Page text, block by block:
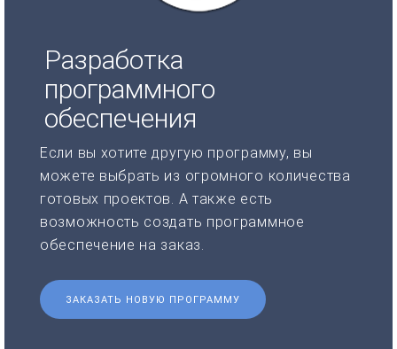
Разработка
программного
обеспечения
Если вы хотите другую программу, вы
можете выбрать из огромного количества
готовых проектов. А также есть
возможность создать программное
обеспечение на заказ.
ЗАКАЗАТЬ НОВУЮ ПРОГРАММУ